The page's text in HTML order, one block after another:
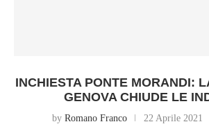
INCHIESTA PONTE MORANDI:
GENOVA CHIUDE LE
by Romano Franco 22 Aprile 2021